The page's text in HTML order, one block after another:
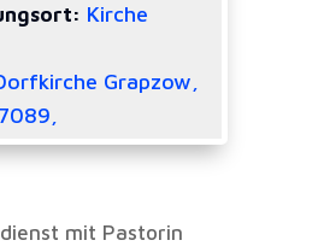
mit Pastorin
Kirche
Grapzow,